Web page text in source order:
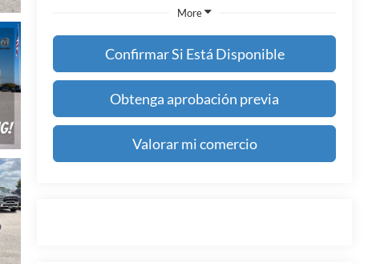
More
Confirmar Si Está Disponible
Obtenga aprobación previa
Valorar mi comercio